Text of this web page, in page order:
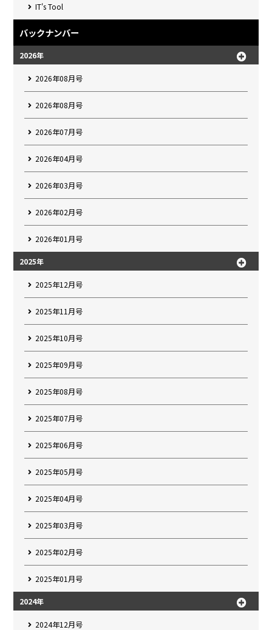
IT's Tool
バックナンバー
2026年
2026年08月号
2026年08月号
2026年07月号
2026年04月号
2026年03月号
2026年02月号
2026年01月号
2025年
2025年12月号
2025年11月号
2025年10月号
2025年09月号
2025年08月号
2025年07月号
2025年06月号
2025年05月号
2025年04月号
2025年03月号
2025年02月号
2025年01月号
2024年
2024年12月号